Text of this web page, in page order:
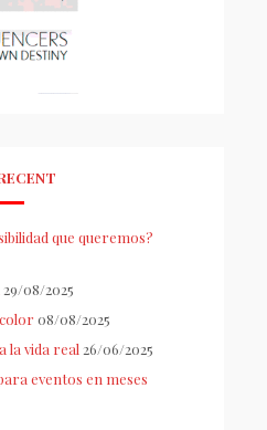
que queremos?
29/08/2025
08/08/2025
la vida real 26/06/2025
eventos en meses